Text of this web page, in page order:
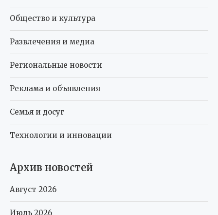
Общество и культура
Развлечения и медиа
Региональные новости
Реклама и объявления
Семья и досуг
Технологии и инновации
Архив новостей
Август 2026
Июль 2026